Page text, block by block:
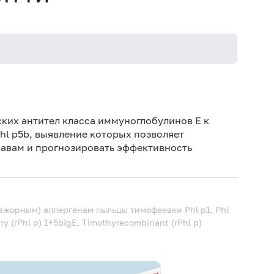
антител класса иммуноглобулинов E к
p5b, выявление которых позволяет
и прогнозировать эффективность
аллергенам пыльцы тимофеевки Phl p1, Phl
(rPhl p) 1+5bIgE, Timothyrecombinant (rPhl p)